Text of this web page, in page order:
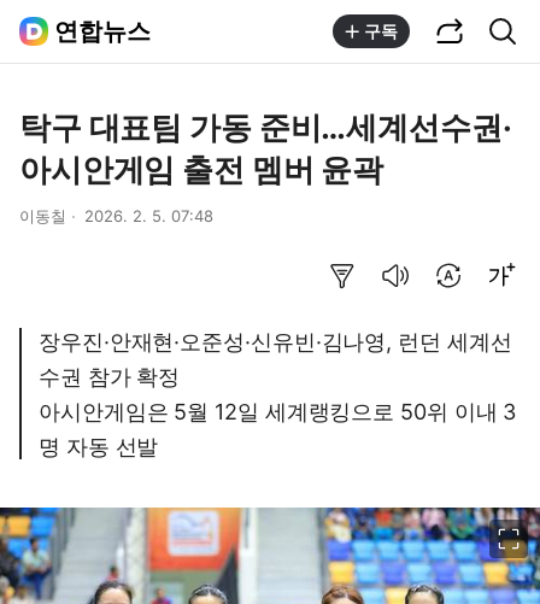
연합뉴스 구독
탁구 대표팀 가동 준비…세계선수권·
아시안게임 출전 멤버 윤곽
이동칠 2026. 2. 5. 07:48
장우진·안재현·오준성·신유빈·김나영, 런던 세계선
수권 참가 확정
아시안게임은 5월 12일 세계랭킹으로 50위 이내 3
명 자동 선발